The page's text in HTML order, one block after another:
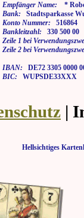
Empfänger Name: *
Bank: Stadtsparkasse
Konto Nummer: 516864
Bankleitzahl: 330 500 00
Zeile 1 bei
Zeile 2 bei
IBAN: DE72 3305 0000
BIC: WUPSDE33XXX
|
Hellsichtiges